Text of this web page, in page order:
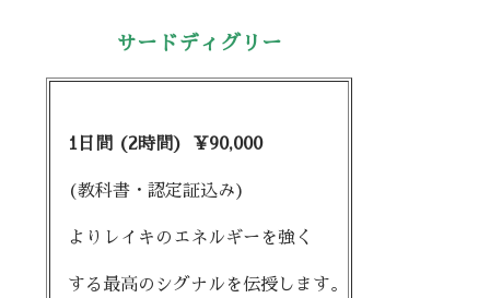
サードディグリー
1日間 (2時間) ¥90,000
(教科書・認定証込み)
よりレイキのエネルギーを強く
する最高のシグナルを伝授します。